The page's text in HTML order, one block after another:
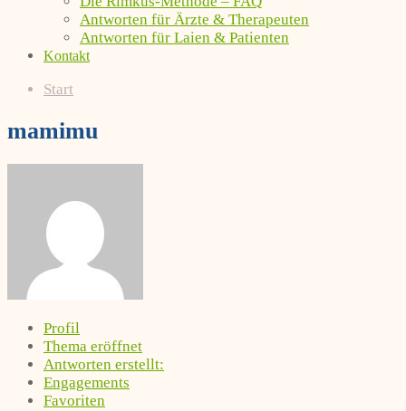
Antworten für Ärzte & Therapeuten
Antworten für Laien & Patienten
Kontakt
Start
mamimu
Profil
Thema eröffnet
Antworten erstellt:
Engagements
Favoriten